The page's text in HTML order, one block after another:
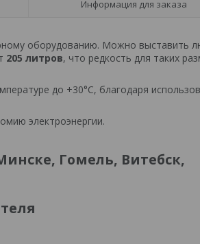
Информация для заказа
оборудованию. Можно выставить
205 литров, что редкость для таких
до +30°C, благодаря
электроэнергии.
Гомель, Витебск,